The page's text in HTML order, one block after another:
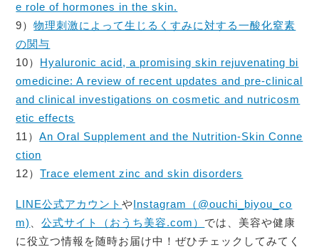
e role of hormones in the skin.
9）物理刺激によって生じるくすみに対する一酸化窒素
の関与
10） Hyaluronic acid, a promising skin rejuvenating bi
omedicine: A review of recent updates and pre-clinical
and clinical investigations on cosmetic and nutricosm
etic effects
11）An Oral Supplement and the Nutrition-Skin Conne
ction
12）Trace element zinc and skin disorders
LINE公式アカウントやInstagram（@ouchi_biyou_co
m)
、公式サイト（おうち美容.com） では、美容や健康
に役立つ情報を随時お届け中！ぜひチェックしてみてく